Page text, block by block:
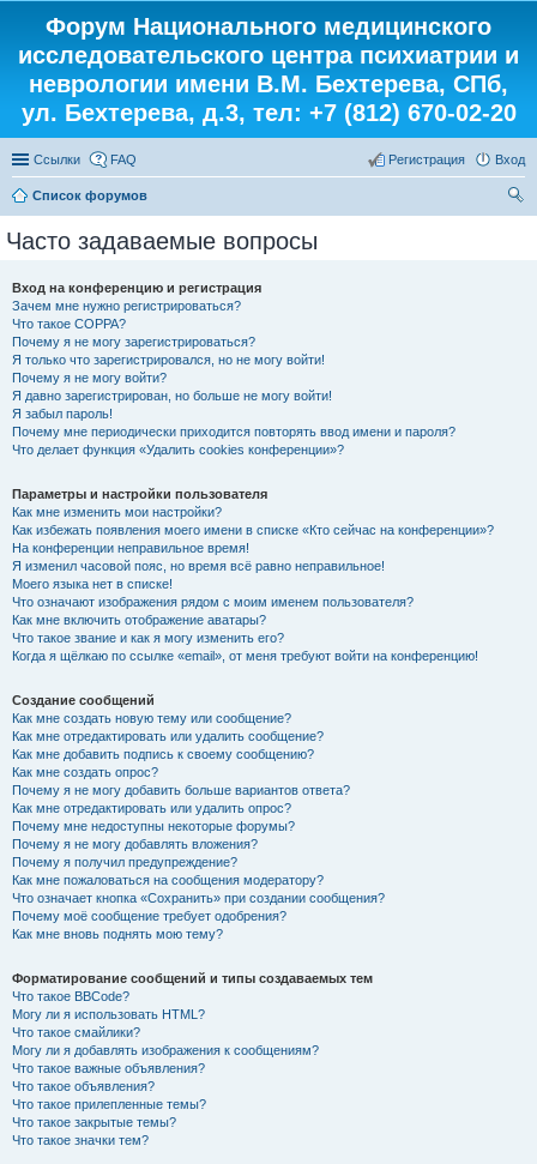
Форум Национального медицинского
исследовательского центра психиатрии и
неврологии имени В.М. Бехтерева, СПб,
ул. Бехтерева, д.3, тел: +7 (812) 670-02-20
Ссылки FAQ Вход
Регистрация
Список форумов
Часто задаваемые вопросы
Вход на конференцию и регистрация
Зачем мне нужно регистрироваться?
Что такое COPPA?
Почему я не могу зарегистрироваться?
Я только что зарегистрировался, но не могу войти!
Почему я не могу войти?
Я давно зарегистрирован, но больше не могу войти!
Я забыл пароль!
Почему мне периодически приходится повторять ввод имени и пароля?
Что делает функция «Удалить cookies конференции»?
Параметры и настройки пользователя
Как мне изменить мои настройки?
Как избежать появления моего имени в списке «Кто сейчас на конференции»?
На конференции неправильное время!
Я изменил часовой пояс, но время всё равно неправильное!
Моего языка нет в списке!
Что означают изображения рядом с моим именем пользователя?
Как мне включить отображение аватары?
Что такое звание и как я могу изменить его?
Когда я щёлкаю по ссылке «email», от меня требуют войти на конференцию!
Создание сообщений
Как мне создать новую тему или сообщение?
Как мне отредактировать или удалить сообщение?
Как мне добавить подпись к своему сообщению?
Как мне создать опрос?
Почему я не могу добавить больше вариантов ответа?
Как мне отредактировать или удалить опрос?
Почему мне недоступны некоторые форумы?
Почему я не могу добавлять вложения?
Почему я получил предупреждение?
Как мне пожаловаться на сообщения модератору?
Что означает кнопка «Сохранить» при создании сообщения?
Почему моё сообщение требует одобрения?
Как мне вновь поднять мою тему?
Форматирование сообщений и типы создаваемых тем
Что такое BBCode?
Могу ли я использовать HTML?
Что такое смайлики?
Могу ли я добавлять изображения к сообщениям?
Что такое важные объявления?
Что такое объявления?
Что такое прилепленные темы?
Что такое закрытые темы?
Что такое значки тем?